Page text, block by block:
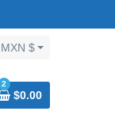
MXN $
2
$0.00